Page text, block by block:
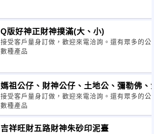
Q版好神正財神撲滿(大、小)
接受客戶量身訂做，歡迎來電洽詢。還有眾多的
數種產品
媽祖公仔、財神公仔、土地公、彌勒佛、
接受客戶量身訂做，歡迎來電洽詢。還有眾多的
數種產品
吉祥旺財五路財神朱砂印泥臺